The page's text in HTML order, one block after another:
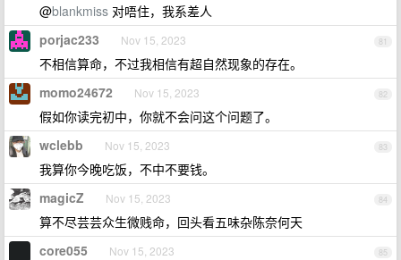
@blankmiss 对唔住，我系差人
81
porjac233 Nov 15, 2023
不相信算命，不过我相信有超自然现象的存在。
82
momo24672 Nov 15, 2023
假如你读完初中，你就不会问这个问题了。
83
wclebb Nov 15, 2023
我算你今晚吃饭，不中不要钱。
84
magicZ Nov 15, 2023
算不尽芸芸众生微贱命，回头看五味杂陈奈何天
85
core055 Nov 15, 2023